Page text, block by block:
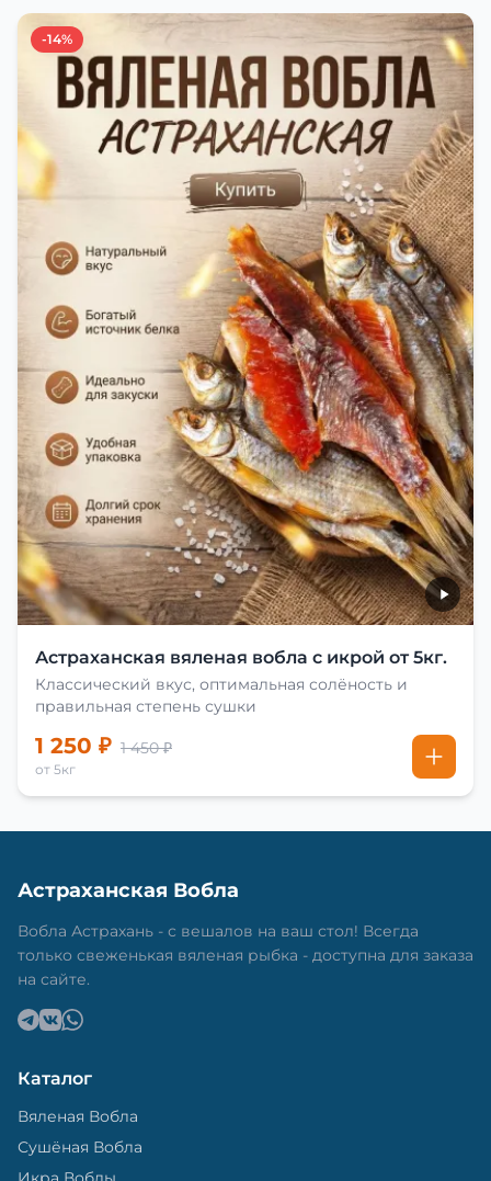
-14%
Астраханская вяленая вобла с икрой от 5кг.
Классический вкус, оптимальная солёность и
правильная степень сушки
1 250 ₽ 1 450 ₽
от 5кг
Астраханская Вобла
Вобла Астрахань - с вешалов на ваш стол! Всегда
только свеженькая вяленая рыбка - доступна для заказа
на сайте.
Каталог
Вяленая Вобла
Сушёная Вобла